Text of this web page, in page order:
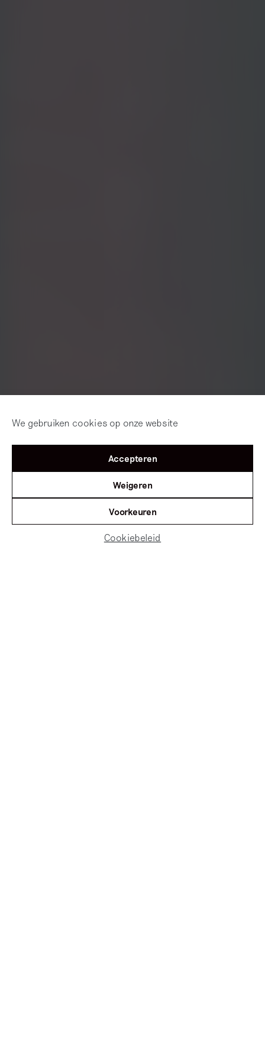
We gebruiken cookies op onze website
Accepteren
Weigeren
Voorkeuren
Cookiebeleid